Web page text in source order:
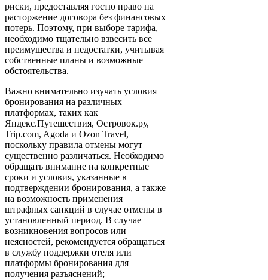
риски, предоставляя гостю право на
расторжение договора без финансовых
потерь. Поэтому, при выборе тарифа,
необходимо тщательно взвесить все
преимущества и недостатки, учитывая
собственные планы и возможные
обстоятельства.
Важно внимательно изучать условия
бронирования на различных
платформах, таких как
Яндекс.Путешествия, Островок.ру,
Trip.com, Agoda и Ozon Travel,
поскольку правила отмены могут
существенно различаться. Необходимо
обращать внимание на конкретные
сроки и условия, указанные в
подтверждении бронирования, а также
на возможность применения
штрафных санкций в случае отмены в
установленный период. В случае
возникновения вопросов или
неясностей, рекомендуется обращаться
в службу поддержки отеля или
платформы бронирования для
получения разъяснений;